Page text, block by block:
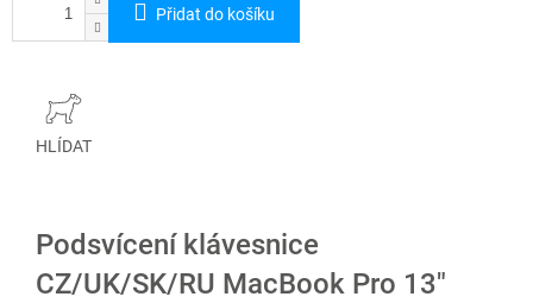
Přidat do košíku
HLÍDAT
Podsvícení klávesnice
CZ/UK/SK/RU MacBook Pro 13"